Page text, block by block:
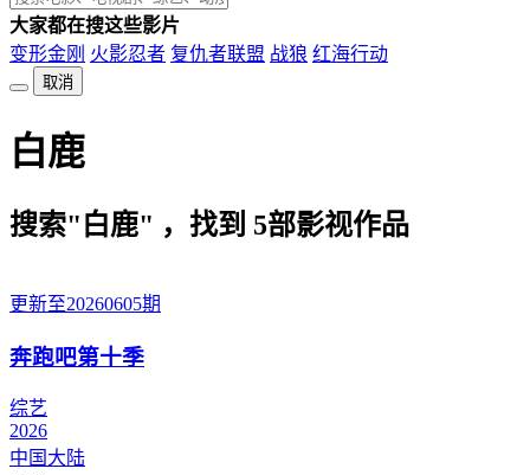
大家都在搜这些影片
变形金刚 火影忍者 复仇者联盟 战狼 红海行动
取消
白鹿
搜索"白鹿" ，找到 5部影视作品
更新至20260605期
奔跑吧第十季
综艺
2026
中国大陆